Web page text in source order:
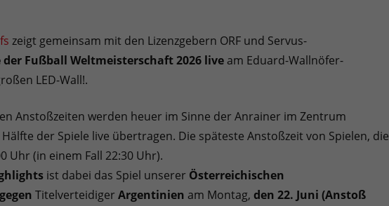
zeigt gemeinsam mit den Lizenzgebern ORF und Servus-
der Fußball Weltmeisterschaft 2026 live am Eduard-Wallnöfer-
LED-Wall!.
Anstoßzeiten werden heuer im Sinne der Anrainer im Zentrum
der Spiele live übertragen. Die späteste Anstoßzeit von Spielen, die
Uhr (in einem Fall 22:30 Uhr).
ist dabei das Spiel unserer Österreichischen
gegen Titelverteidiger Argentinien am Montag, den 22. Juni (Anstoß